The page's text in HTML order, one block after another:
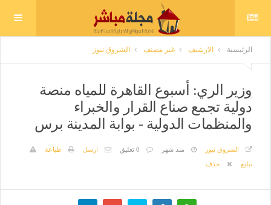
الرئيسية الارشيف غير مصنف الشروق نيوز
وزير الري: أسبوع القاهرة للمياه منصة
دولية تجمع صناع القرار والخبراء
والمنظمات الدولية - بوابة المدينة برس
الشروق نيوز منذ شهر 0 تعليق ارسل
طباعة
تبليغ
حذف